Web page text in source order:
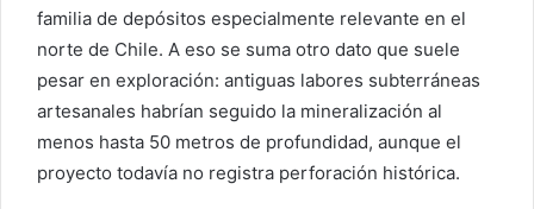
familia de depósitos especialmente relevante en el
norte de Chile. A eso se suma otro dato que suele
pesar en exploración: antiguas labores subterráneas
artesanales habrían seguido la mineralización al
menos hasta 50 metros de profundidad, aunque el
proyecto todavía no registra perforación histórica.